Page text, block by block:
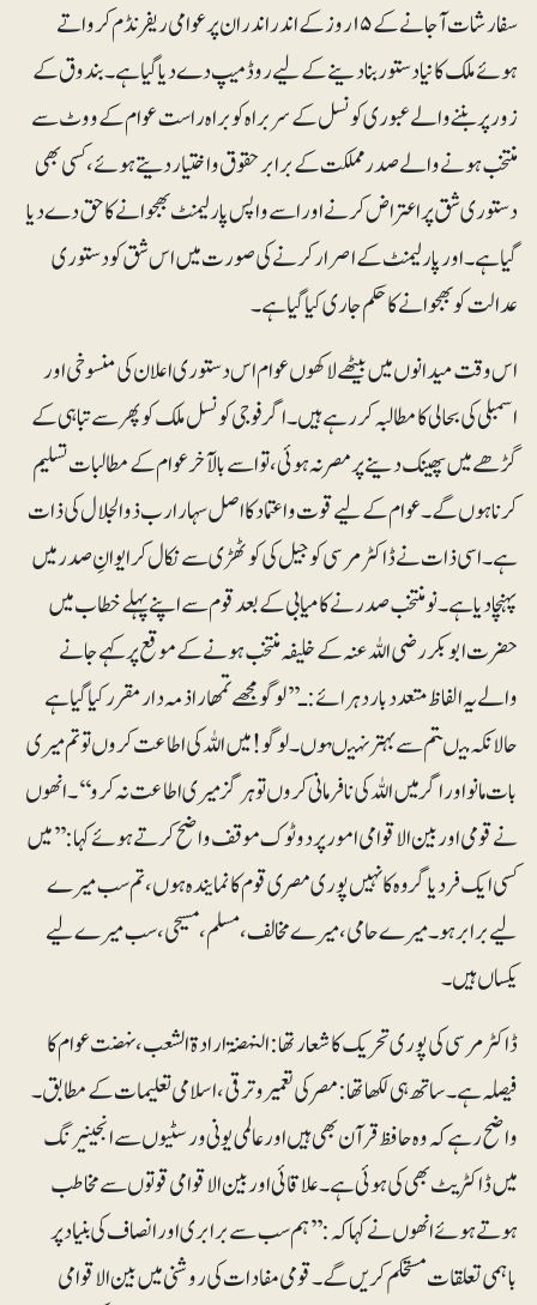
سفارشات آجانے کے ۱۵روز کے اندر اندر ان پر عوامی ریفرنڈم کرواتے
ہوئے ملک کا نیادستور بنا دینے کے لیے روڈمیپ دے دیا گیا ہے۔بندوق کے
زور پر بننے والے عبوری کونسل کے سربراہ کو براہ راست عوام کے ووٹ سے
منتخب ہونے والے صدر مملکت کے برابر حقوق و اختیاردیتے ہوئے،کسی بھی
دستوری شق پر اعتراض کرنے اور اسے واپس پارلیمنٹ بھجوانے کا حق دے دیا
گیا ہے ۔ اور پارلیمنٹ کے اصرار کرنے کی صورت میں اس شق کو دستوری
عدالت کو بھجوانے کا حکم جاری کیا گیاہے۔
اس وقت میدانوں میں بیٹھے لاکھوں عوام اس دستوری اعلان کی منسوخی اور
اسمبلی کی بحالی کا مطالبہ کر رہے ہیں۔اگر فوجی کونسل ملک کو پھر سے تباہی کے
گڑھے میں پھینک دینے پر مصر نہ ہوئی، تو اسے بالآخر عوام کے مطالبات تسلیم
کرنا ہوں گے۔ عوام کے لیے قوت واعتماد کا اصل سہارا رب ذوالجلال کی ذات
ہے۔ا سی ذات نے ڈاکٹر مرسی کو جیل کی کوٹھڑی سے نکال کر ایوانِ صدر میں
پہنچادیا ہے۔نومنتخب صدر نے کامیابی کے بعد قوم سے اپنے پہلے خطاب میں
حضرت ابوبکررضی اللہ عنہ کے خلیفہ منتخب ہونے کے موقع پر کہے جانے
والے یہ الفاظ متعدد بار دہرائے: ـ’’لوگو مجھے تمھارا ذمہ دار مقرر کیا گیا ہے
حالانکہ میںتم سے بہتر نہیںہوں ۔ لوگو! میں اللہ کی اطاعت کروں تو تم میری
بات مانو اور اگر میں اللہ کی نافرمانی کروں تو ہرگز میری اطاعت نہ کرو‘‘ ۔انھوں
نے قومی اوربین الاقوامی امور پر دوٹوک موقف واضح کرتے ہوئے کہا :’’ میں
کسی ایک فرد یا گروہ کا نہیں پوری مصری قوم کا نمایندہ ہوں، تم سب میرے
لیے برابر ہو۔میرے حامی ،میرے مخالف،مسلم ،مسیحی، سب میرے لیے
یکساں ہیں۔
ڈاکٹر مرسی کی پوری تحریک کا شعار تھا: النہضۃ ارادۃ الشعب، نہضت عوام کا
فیصلہ ہے۔ ساتھ ہی لکھا تھا: مصر کی تعمیرو ترقی،اسلامی تعلیمات کے مطابق ۔
واضح رہے کہ وہ حافظ قرآن بھی ہیں اور عالمی یونی ورسٹیوں سے انجینیرنگ
میں ڈاکٹریٹ بھی کی ہوئی ہے۔ علاقائی اور بین الاقوامی قوتوں سے مخاطب
ہوتے ہوئے انھوں نے کہا کہ: ’’ ہم سب سے برابری اور انصاف کی بنیاد پر
باہمی تعلقات مستحکم کریں گے۔ قومی مفادات کی روشنی میں بین الاقوامی